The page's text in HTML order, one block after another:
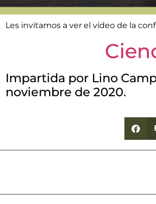
Les invitamos a ver el vídeo de la
Impartida por Lino
noviembre de 2020.